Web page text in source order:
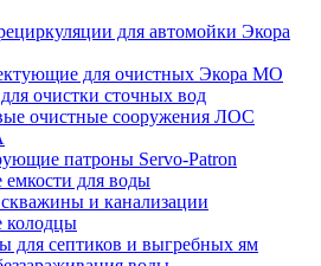
для автомойки Экора
для очистных Экора МО
очистки сточных вод
очистные сооружения ЛОС
патроны Servo-Patron
для воды
и канализации
колодцы
для септиков и выгребных ям